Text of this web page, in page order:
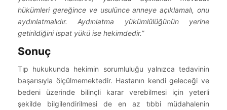
hükümleri gereğince ve usulünce anneye açıklamalı, onu
aydınlatmalıdır. Aydınlatma yükümlülüğünün yerine
getirildiğini ispat yükü ise hekimdedir.”
Sonuç
Tıp hukukunda hekimin sorumluluğu yalnızca tedavinin
başarısıyla ölçülmemektedir. Hastanın kendi geleceği ve
bedeni üzerinde bilinçli karar verebilmesi için yeterli
şekilde bilgilendirilmesi de en az tıbbi müdahalenin